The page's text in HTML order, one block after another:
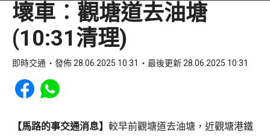
壞車︰觀塘道去油塘
(10:31清理)
即時交通 發佈 28.06.2025 10:31 最後更新 28.06.2025 10:31
Share to Facebook
Share to WhatsApp
【馬路的事交通消息】 較早前觀塘道去油塘，近觀塘港鐵